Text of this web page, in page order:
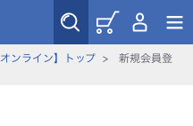
ンライン】トップ> 新規会員登